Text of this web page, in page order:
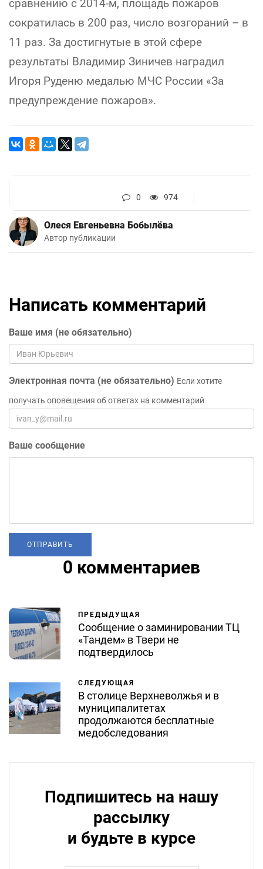
сравнению с 2014-м, площадь пожаров
сократилась в 200 раз, число возгораний – в
11 раз. За достигнутые в этой сфере
результаты Владимир Зиничев наградил
Игоря Руденю медалью МЧС России «За
предупреждение пожаров».
0 974
Олеся Евгеньевна Бобылёва
Автор публикации
Написать комментарий
Ваше имя (не обязательно)
Электронная почта (не обязательно) Если хотите
получать оповещения об ответах на комментарий
Ваше сообщение
0 комментариев
ПРЕДЫДУЩАЯ
Сообщение о заминировании ТЦ
«Тандем» в Твери не
подтвердилось
СЛЕДУЮЩАЯ
В столице Верхневолжья и в
муниципалитетах
продолжаются бесплатные
медобследования
Подпишитесь на нашу
рассылку
и будьте в курсе